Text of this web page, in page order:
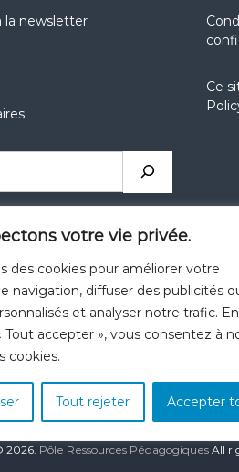
votre vie privée.
des cookies pour améliorer votre
navigation, diffuser des publicités
et analyser notre trafic. En
Tout accepter », vous consentez à
cookies.
Tout rejeter Accepter
la newsletter
réseauxréseaux
Ce
Pôle Ressources Pédagogiques All